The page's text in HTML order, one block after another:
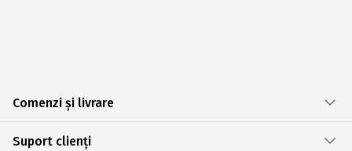
Comenzi și livrare
Suport clienți